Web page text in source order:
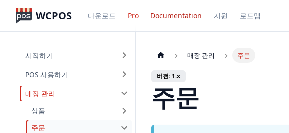
WCPOS 다운로드 Pro Documentation 지원 로드맵
시작하기
POS 사용하기
매장 관리
상품
주문
매장 관리 주문
버전: 1.x
주문